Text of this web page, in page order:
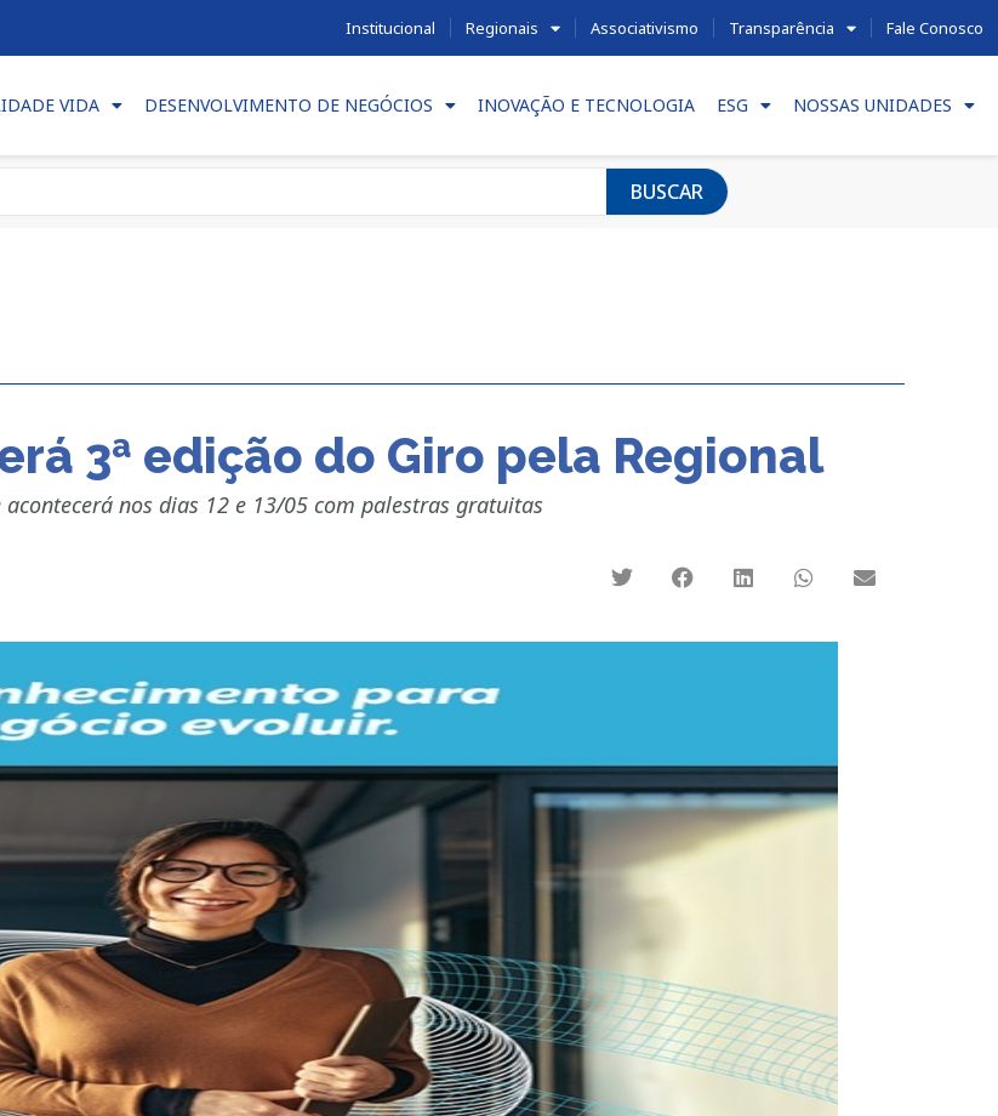
Institucional Regionais Associativismo Transparência Fale Conosco
VIDA DESENVOLVIMENTO DE NEGÓCIOS INOVAÇÃO E TECNOLOGIA ESG NOSSAS UNIDADES
BUSCAR
3ª edição do Giro pela Regional
nos dias 12 e 13/05 com palestras gratuitas